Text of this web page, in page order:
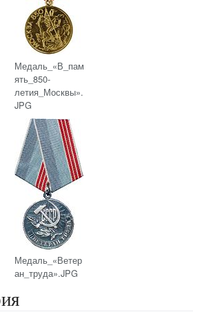
Медаль_«В_пам
ять_850-
летия_Москвы».
JPG
Медаль_«Ветер
ан_труда».JPG